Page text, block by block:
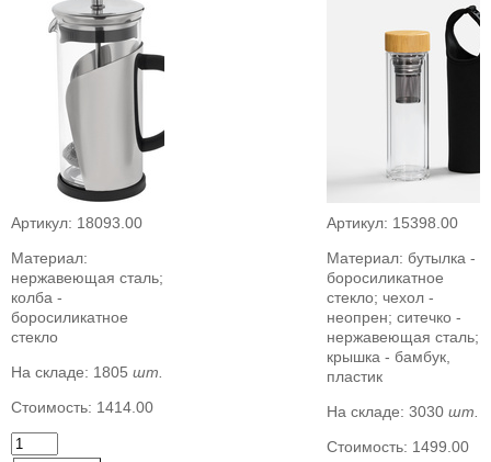
Артикул: 18093.00
Материал:
нержавеющая сталь;
колба -
боросиликатное
стекло
На складе: 1805 шт.
Стоимость: 1414.00
Артикул: 15398.00
Материал: бутылка -
боросиликатное
стекло; чехол -
неопрен; ситечко -
нержавеющая сталь;
крышка - бамбук,
пластик
На складе: 3030 шт.
Стоимость: 1499.00